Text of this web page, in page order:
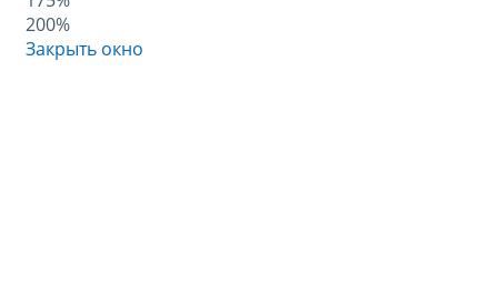
200%
Закрыть окно